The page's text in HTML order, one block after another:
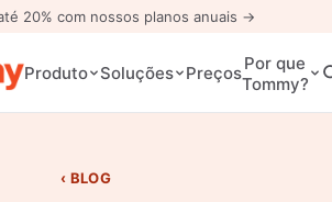
20% com nossos planos anuais →
Produto Soluções PreçosPor que
Tommy?
BLOG